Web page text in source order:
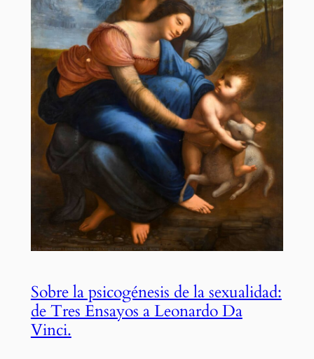
Sobre la psicogénesis de la sexualidad:
de Tres Ensayos a Leonardo Da
Vinci.